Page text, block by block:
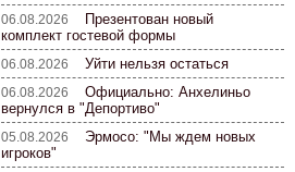
06.08.2026
Презентован новый
комплект гостевой формы
06.08.2026 Уйти нельзя остаться
06.08.2026 Официально: Анхелиньо
вернулся в "Депортиво"
05.08.2026 Эрмосо: "Мы ждем новых
игроков"